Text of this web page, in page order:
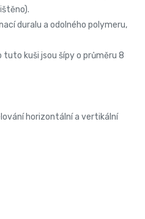
duralu a odolného polymeru,
kuši jsou šípy o průměru 8
horizontální a vertikální